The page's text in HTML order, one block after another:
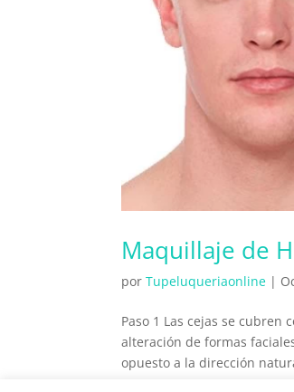
Maquillaje de
porTupeluqueriaonline |
Paso 1 Las cejas se cubren
alteración de formas
opuesto a la dirección